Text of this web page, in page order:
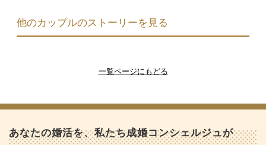
他のカップルのストーリーを見る
一覧ページにもどる
あなたの婚活を、私たち成婚コンシェルジュが